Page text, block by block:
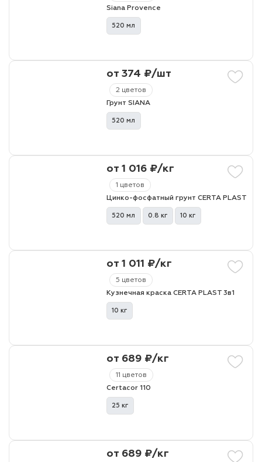
Siana Provence
520 мл
2 цветов
от 374 ₽/шт
Грунт SIANA
520 мл
1 цветов
от 1 016 ₽/кг
Цинко-фосфатный грунт CERTA PLAST
520 мл 0.8 кг 10 кг
5 цветов
от 1 011 ₽/кг
Кузнечная краска CERTA PLAST 3в1
10 кг
11 цветов
от 689 ₽/кг
Certacor 110
25 кг
от 689 ₽/кг